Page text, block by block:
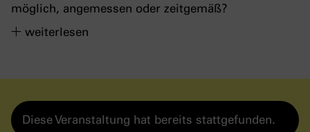
möglich, angemessen oder zeitgemäß?
weiterlesen
Diese Veranstaltung hat bereits stattgefunden.